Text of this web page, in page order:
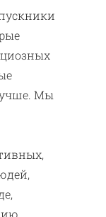
Мы